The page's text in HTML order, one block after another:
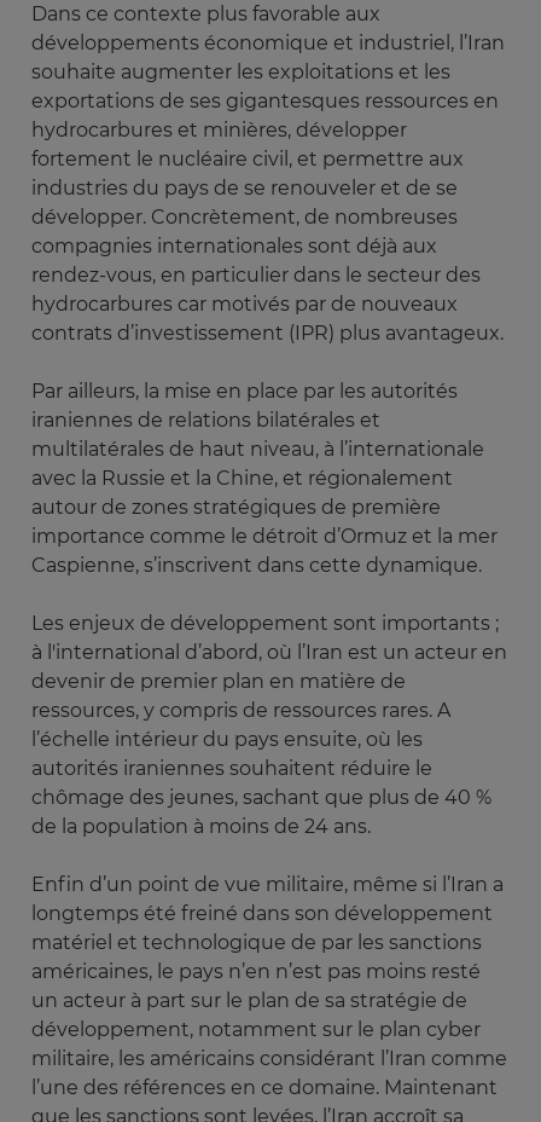
Dans ce contexte plus favorable aux
développements économique et industriel, l’Iran
souhaite augmenter les exploitations et les
exportations de ses gigantesques ressources en
hydrocarbures et minières, développer
fortement le nucléaire civil, et permettre aux
industries du pays de se renouveler et de se
développer. Concrètement, de nombreuses
compagnies internationales sont déjà aux
rendez-vous, en particulier dans le secteur des
hydrocarbures car motivés par de nouveaux
contrats d’investissement (IPR) plus avantageux.
Par ailleurs, la mise en place par les autorités
iraniennes de relations bilatérales et
multilatérales de haut niveau, à l’internationale
avec la Russie et la Chine, et régionalement
autour de zones stratégiques de première
importance comme le détroit d’Ormuz et la mer
Caspienne, s’inscrivent dans cette dynamique.
Les enjeux de développement sont importants ;
à l'international d’abord, où l’Iran est un acteur en
devenir de premier plan en matière de
ressources, y compris de ressources rares. A
l’échelle intérieur du pays ensuite, où les
autorités iraniennes souhaitent réduire le
chômage des jeunes, sachant que plus de 40 %
de la population à moins de 24 ans.
Enfin d’un point de vue militaire, même si l’Iran a
longtemps été freiné dans son développement
matériel et technologique de par les sanctions
américaines, le pays n’en n’est pas moins resté
un acteur à part sur le plan de sa stratégie de
développement, notamment sur le plan cyber
militaire, les américains considérant l’Iran comme
l’une des références en ce domaine. Maintenant
que les sanctions sont levées, l’Iran accroît sa